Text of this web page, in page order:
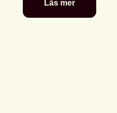
Läs mer
Se
Svensk